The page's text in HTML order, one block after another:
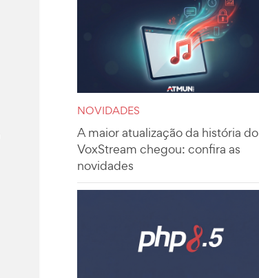
NOVIDADES
A maior atualização da história do
VoxStream chegou: confira as
novidades